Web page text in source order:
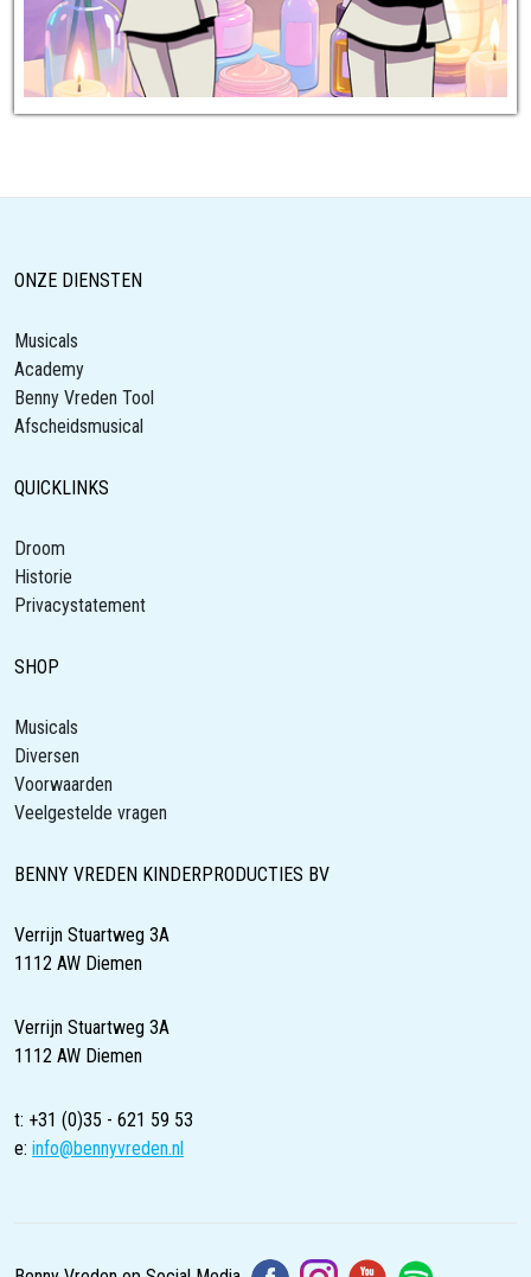
ONZE DIENSTEN
Musicals
Academy
Benny Vreden Tool
Afscheidsmusical
QUICKLINKS
Droom
Historie
Privacystatement
SHOP
Musicals
Diversen
Voorwaarden
Veelgestelde vragen
BENNY VREDEN KINDERPRODUCTIES BV
Verrijn Stuartweg 3A
1112 AW Diemen
Verrijn Stuartweg 3A
1112 AW Diemen
t: +31 (0)35 - 621 59 53
e: info@bennyvreden.nl